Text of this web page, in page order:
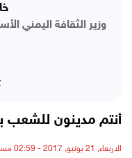
وزير الثقافة اليمني
أنتم مدينون للشعب
الاربعاء, 21 يونيو, 2017 - 02:59 مساءً